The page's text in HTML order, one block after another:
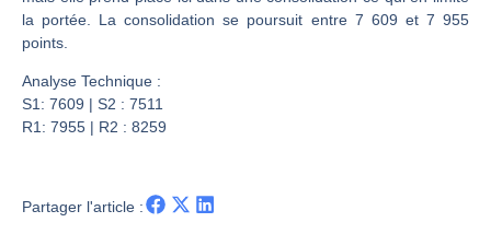
la portée. La consolidation se poursuit entre 7 609 et 7 955
points.
Analyse Technique :
S1: 7609 | S2 : 7511
R1: 7955 | R2 : 8259
Partager l'article :